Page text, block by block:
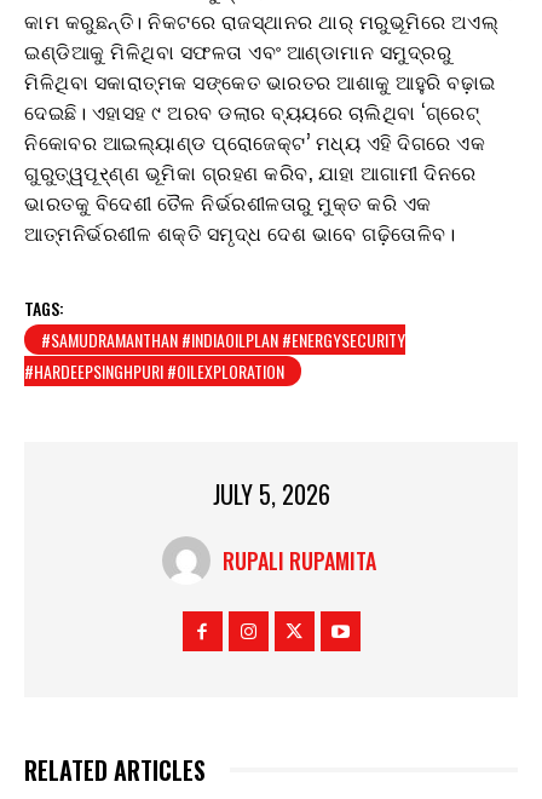
କାମ କରୁଛନ୍ତି। ନିକଟରେ ରାଜସ୍ଥାନର ଥାର୍ ମରୁଭୂମିରେ ଅଏଲ୍
ଇଣ୍ଡିଆକୁ ମିଳିଥିବା ସଫଳତା ଏବଂ ଆଣ୍ଡାମାନ ସମୁଦ୍ରରୁ
ମିଳିଥିବା ସକାରାତ୍ମକ ସଙ୍କେତ ଭାରତର ଆଶାକୁ ଆହୁରି ବଢ଼ାଇ
ଦେଇଛି। ଏହାସହ ୯ ଅରବ ଡଲାର ବ୍ୟୟରେ ଚାଲିଥିବା ‘ଗ୍ରେଟ୍
ନିକୋବର ଆଇଲ୍ୟାଣ୍ଡ ପ୍ରୋଜେକ୍ଟ’ ମଧ୍ୟ ଏହି ଦିଗରେ ଏକ
ଗୁରୁତ୍ୱପୂર્ଣ୍ଣ ଭୂମିକା ଗ୍ରହଣ କରିବ, ଯାହା ଆଗାମୀ ଦିନରେ
ଭାରତକୁ ବିଦେଶୀ ତୈଳ ନିର୍ଭରଶୀଳତାରୁ ମୁକ୍ତ କରି ଏକ
ଆତ୍ମନିର୍ଭରଶୀଳ ଶକ୍ତି ସମୃଦ୍ଧ ଦେଶ ଭାବେ ଗଢ଼ିତୋଳିବ।
TAGS:
#SAMUDRAMANTHAN #INDIAOILPLAN #ENERGYSECURITY
#HARDEEPSINGHPURI #OILEXPLORATION
JULY 5, 2026
RUPALI RUPAMITA
RELATED ARTICLES